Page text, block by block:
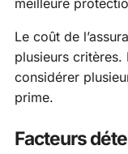
Le coût de
plusieurs
considérer
prime.
Facteurs